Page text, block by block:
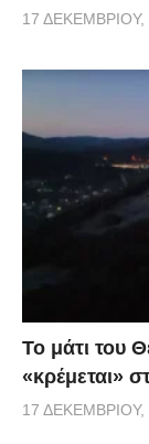
17 ΔΕΚΕΜΒΡΊΟΥ,
Το μάτι του
«κρέμεται»
17 ΔΕΚΕΜΒΡΊΟΥ,